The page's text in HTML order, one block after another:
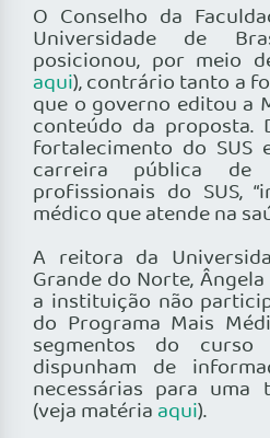
O Conselho da
Universidade de
posicionou, por meio
aqui), contrário tanto a
que o governo editou a
conteúdo da proposta.
fortalecimento do SUS
carreira pública
profissionais do SUS,
médico que atende na
A reitora da
Grande do Norte,
a instituição não
do Programa Mais
segmentos do
dispunham de
necessárias para uma
(veja matériaaqui).